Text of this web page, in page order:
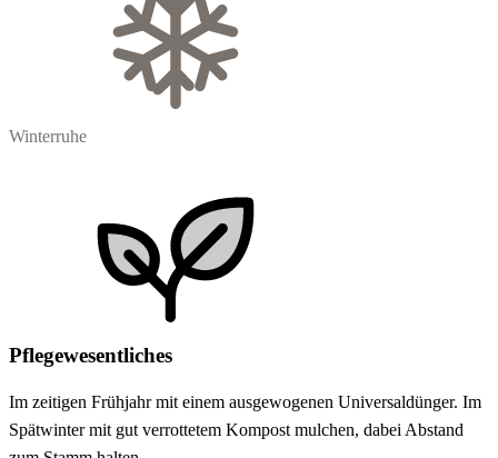
Winterruhe
Pflegewesentliches
Im zeitigen Frühjahr mit einem ausgewogenen Universaldünger. Im
Spätwinter mit gut verrottetem Kompost mulchen, dabei Abstand